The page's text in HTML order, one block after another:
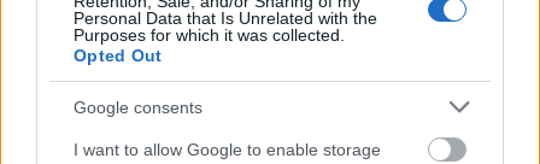
Personal Data that Is Unrelated with the
Purposes for which it was collected.
Opted Out
Google consents
I want to allow Google to enable storage
Santino89
14 éve